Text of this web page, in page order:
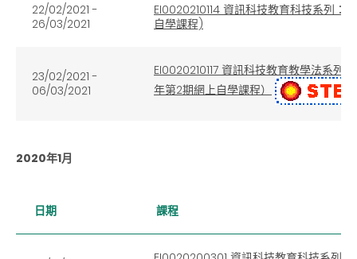
22/02/2021 -
26/03/2021
EI0020210114 資訊科技教育科技系列
自學課程)
23/02/2021 -
06/03/2021
EI0020210117 資訊科技教育教學法系列
年第2期網上自學課程）
2020年1月
日期 課程